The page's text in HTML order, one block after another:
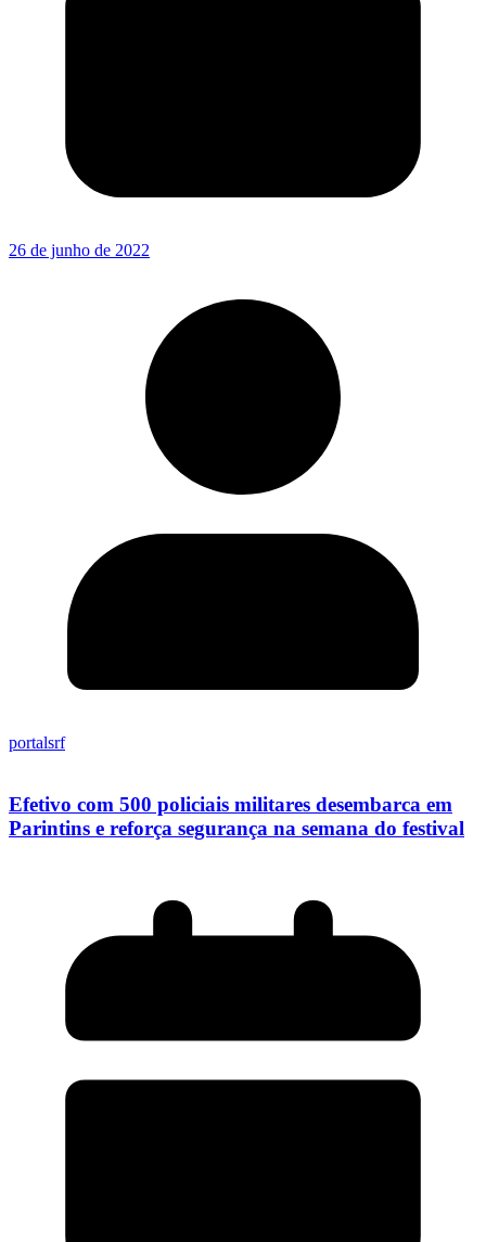
26 de junho de 2022
portalsrf
Efetivo com 500 policiais militares desembarca em
Parintins e reforça segurança na semana do festival